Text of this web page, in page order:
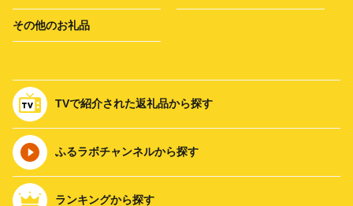
その他のお礼品
TVで紹介された返礼品から探す
ふるラボチャンネルから探す
ランキングから探す